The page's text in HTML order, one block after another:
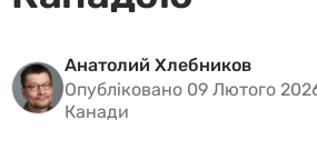
Анатолий Хлебников
Опубліковано 09 Лютого
Канади